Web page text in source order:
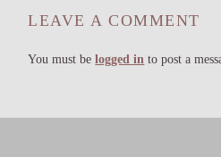
LEAVE A COMMENT
You must belogged in to post a